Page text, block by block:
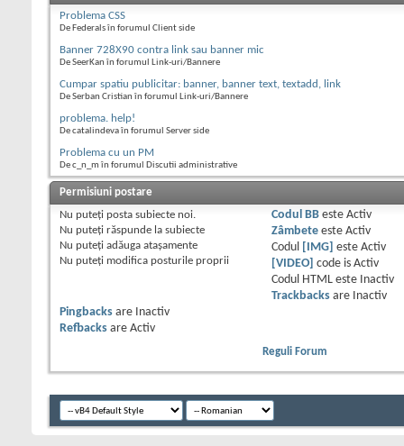
Problema CSS
De Federals în forumul Client side
Banner 728X90 contra link sau banner mic
De SeerKan în forumul Link-uri/Bannere
Cumpar spatiu publicitar: banner, banner text, textadd, link
De Serban Cristian în forumul Link-uri/Bannere
problema. help!
De catalindeva în forumul Server side
Problema cu un PM
De c_n_m în forumul Discutii administrative
Permisiuni postare
Nu puteţi posta subiecte noi.
Nu puteţi răspunde la subiecte
Nu puteţi adăuga ataşamente
Nu puteţi modifica posturile proprii
Codul BBeste Activ
Zâmbeteeste Activ
Codul
[IMG] este Activ
[VIDEO]
code is Activ
Codul HTML este
Inactiv
Trackbacksare
Inactiv
Pingbacks are
Inactiv
Refbacks are Activ
Reguli Forum